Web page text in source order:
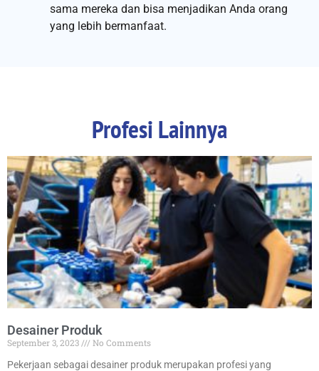
sama mereka dan bisa menjadikan Anda orang
yang lebih bermanfaat.
Profesi Lainnya
Desainer Produk
September 3, 2023
No Comments
Pekerjaan sebagai desainer produk merupakan profesi yang